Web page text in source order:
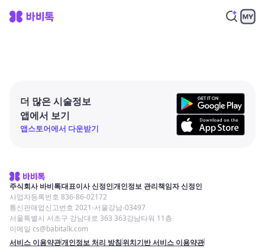
더 많은 시술정보
앱에서 보기
앱스토어에서 다운받기
주식회사 바비톡대표이사 신정인개인정보 관리책임자 신정인
사업자등록번호 836-86-02172
통신판매업신고번호 2021-서울강남-03497
서울특별시 서초구 강남대로 363 363강남타워 11층
이메일 cs@babitalk.com
서비스 이용약관개인정보 처리 방침위치기반 서비스 이용약관